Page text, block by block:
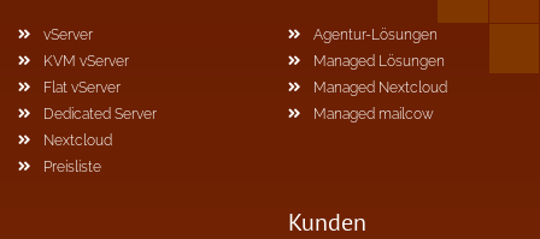
vServer
KVM vServer
Flat vServer
Dedicated Server
Nextcloud
Preisliste
Agentur-Lösungen
Managed Lösungen
Managed Nextcloud
Managed mailcow
Kunden